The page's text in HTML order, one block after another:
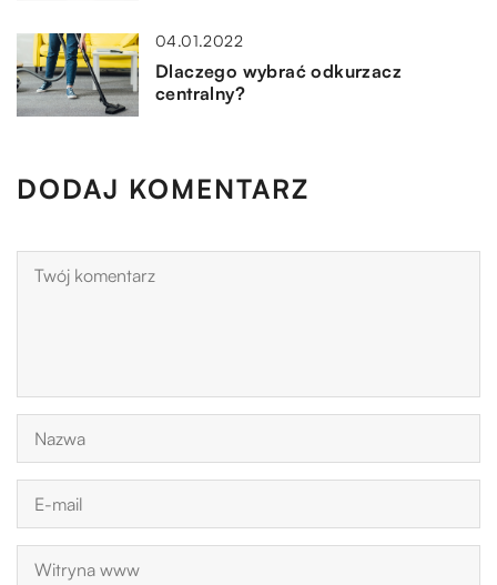
04.01.2022
Dlaczego wybrać odkurzacz
centralny?
DODAJ KOMENTARZ